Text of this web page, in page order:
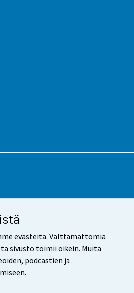
evästeitä. Välttämättömiä
sivusto toimii oikein. Muita
podcastien ja